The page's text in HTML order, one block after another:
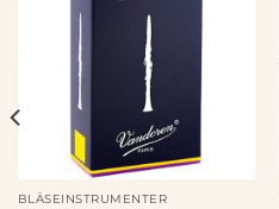
BLÅSEINSTRUMENTER